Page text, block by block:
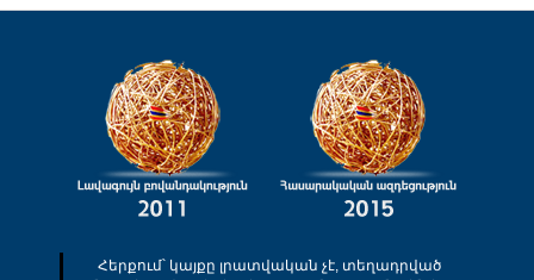
Հերքում՝ կայքը լրատվական չէ, տեղադրված